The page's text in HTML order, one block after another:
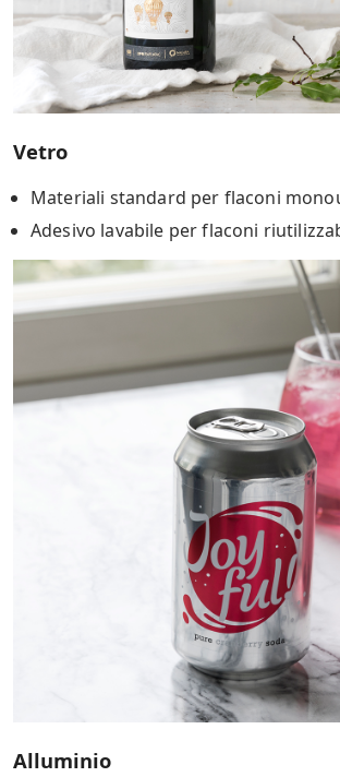
Vetro
Materiali standard per flaconi
Adesivo lavabile per flaconi
Alluminio